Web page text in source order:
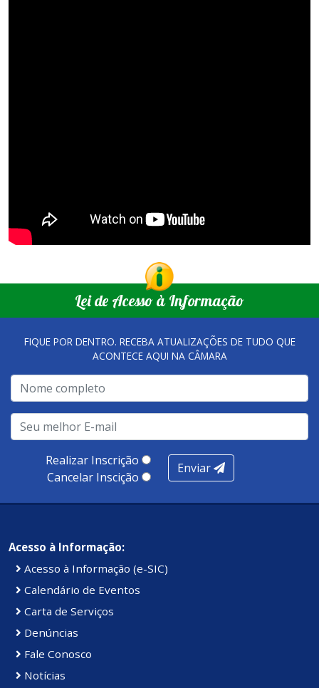
Lei de Acesso à Informação
FIQUE POR DENTRO. RECEBA ATUALIZAÇÕES DE TUDO QUE
ACONTECE AQUI NA CÂMARA
Realizar Inscrição
Cancelar Inscição
Enviar
Acesso à Informação:
Acesso à Informação (e-SIC)
Calendário de Eventos
Carta de Serviços
Denúncias
Fale Conosco
Notícias